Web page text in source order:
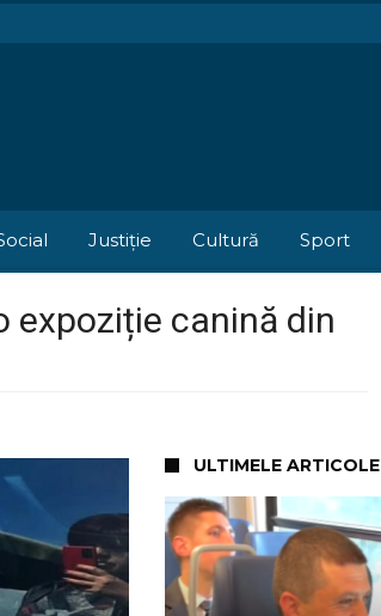
Justiție Cultură Sport
expoziție canină din
ULTIMELE ARTICOLE